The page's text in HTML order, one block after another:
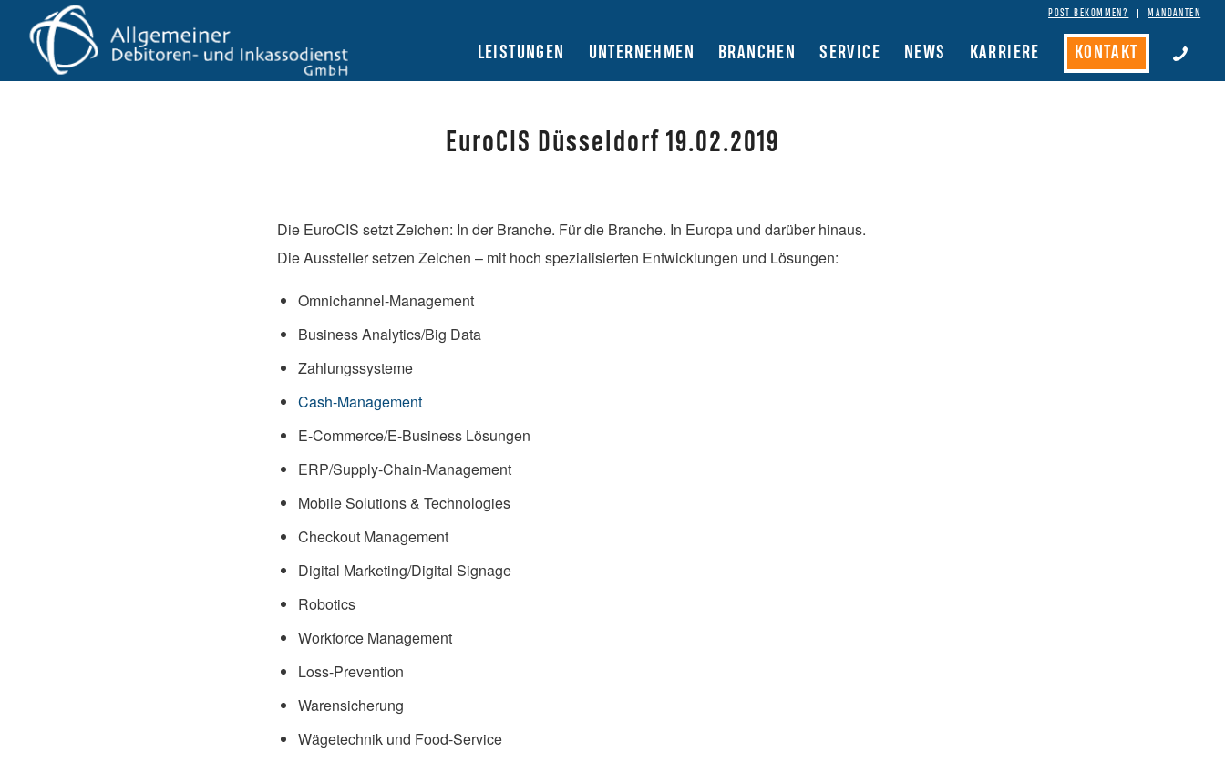
POST BEKOMMEN? MANDANTEN
LEISTUNGEN UNTERNEHMEN BRANCHEN SERVICE NEWS KARRIERE KONTAKT
EuroCIS Düsseldorf 19.02.2019
Die EuroCIS setzt Zeichen: In der Branche. Für die Branche. In Europa und darüber hinaus.
Die Aussteller setzen Zeichen – mit hoch spezialisierten Entwicklungen und Lösungen:
Omnichannel-Management
Business Analytics/Big Data
Zahlungssysteme
Cash-Management
E-Commerce/E-Business Lösungen
ERP/Supply-Chain-Management
Mobile Solutions & Technologies
Checkout Management
Digital Marketing/Digital Signage
Robotics
Workforce Management
Loss-Prevention
Warensicherung
Wägetechnik und Food-Service